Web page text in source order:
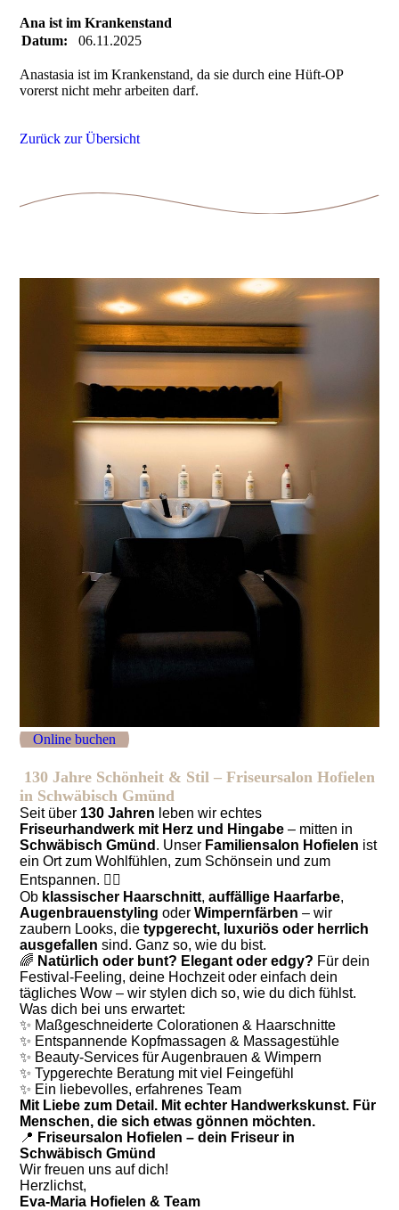
Ana ist im Krankenstand
Datum:
06.11.2025
Anastasia ist im Krankenstand, da sie durch eine Hüft-OP
vorerst nicht mehr arbeiten darf.
Zurück zur Übersicht
Online buchen
130 Jahre Schönheit & Stil – Friseursalon Hofielen
in Schwäbisch Gmünd
Seit über 130 Jahren leben wir echtes
Friseurhandwerk mit Herz und Hingabe – mitten in
Schwäbisch Gmünd . Unser Familiensalon Hofielen ist
ein Ort zum Wohlfühlen, zum Schönsein und zum
Entspannen. 💆‍♀️
Ob klassischer Haarschnitt,auffällige Haarfarbe,
Augenbrauenstyling oderWimpernfärben – wir
zaubern Looks, dietypgerecht, luxuriös oder herrlich
ausgefallen sind. Ganz so, wie du bist.
🌈 Natürlich oder bunt? Elegant oder edgy? Für dein
Festival-Feeling, deine Hochzeit oder einfach dein
tägliches Wow – wir stylen dich so, wie du dich fühlst.
Was dich bei uns erwartet:
✨ Maßgeschneiderte Colorationen & Haarschnitte
✨ Entspannende Kopfmassagen & Massagestühle
✨ Beauty-Services für Augenbrauen & Wimpern
✨ Typgerechte Beratung mit viel Feingefühl
✨ Ein liebevolles, erfahrenes Team
Mit Liebe zum Detail. Mit echter Handwerkskunst. Für
Menschen, die sich etwas gönnen möchten.
📍 Friseursalon Hofielen – dein Friseur in
Schwäbisch Gmünd
Wir freuen uns auf dich!
Herzlichst,
Eva-Maria Hofielen & Team